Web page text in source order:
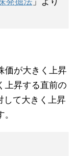
価が大きく上昇
上昇する直前の
して大きく上昇